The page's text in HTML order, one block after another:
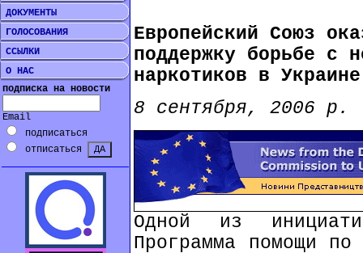
ДОКУМЕНТЫ
ГОЛОСОВАНИЯ
ССЫЛКИ
О НАС
подписка на новости
Email
подписаться
отписаться
Европейский Союз
поддержку борьбе с
наркотиков в
8 сентября, 2006 р.
Одной из
Программа помощи по